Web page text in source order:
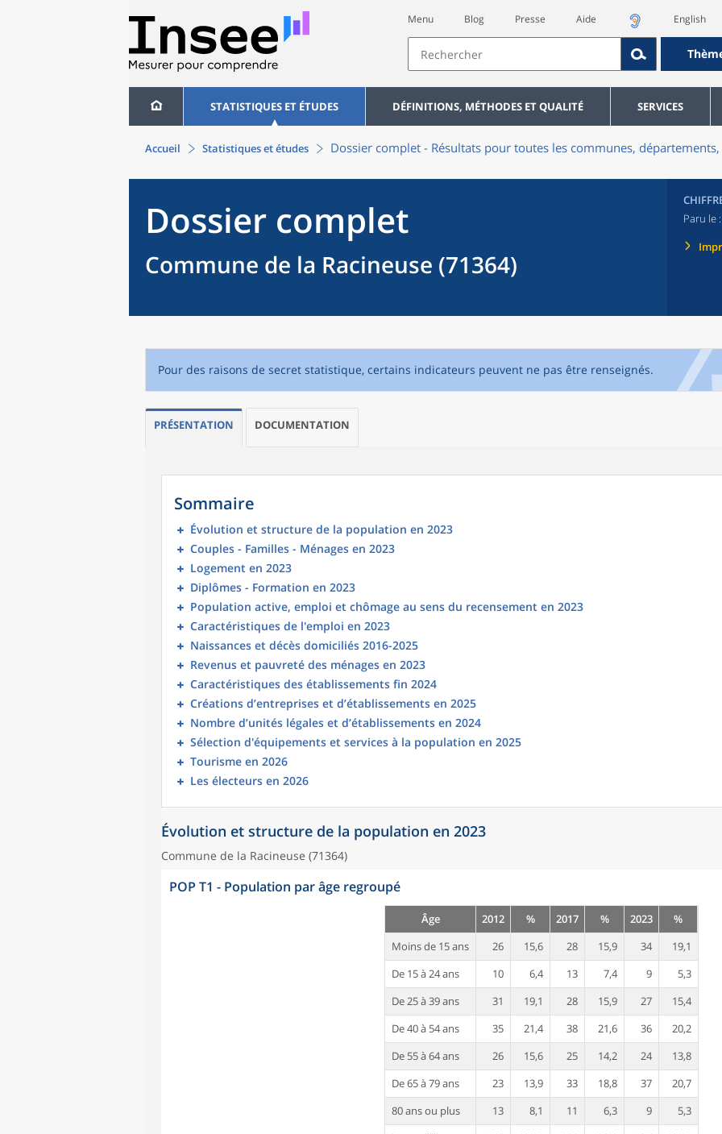
Menu Blog Presse Aide English
STATISTIQUES ET ÉTUDES DÉFINITIONS, MÉTHODES ET QUALITÉ SERVICES
Accueil Statistiques et études Dossier complet - Résultats pour toutes les communes,
Dossier complet
Commune de la Racineuse (71364)
Paru le
Pour des raisons de secret statistique, certains indicateurs peuvent ne pas être renseignés.
PRÉSENTATION DOCUMENTATION
Sommaire
Évolution et structure de la population en 2023
Couples - Familles - Ménages en 2023
Logement en 2023
Diplômes - Formation en 2023
Population active, emploi et chômage au sens du recensement en 2023
Caractéristiques de l'emploi en 2023
Naissances et décès domiciliés 2016-2025
Revenus et pauvreté des ménages en 2023
Caractéristiques des établissements fin 2024
Créations d’entreprises et d’établissements en 2025
Nombre d’unités légales et d’établissements en 2024
Sélection d'équipements et services à la population en 2025
Tourisme en 2026
Les électeurs en 2026
Évolution et structure de la population en 2023
Commune de la Racineuse (71364)
POP T1 - Population par âge regroupé
Âge 2012 % 2017 % 2023
%
Moins de 15 ans
26 15,6 28 15,9 34
19,1
De 15 à 24 ans
10 6,4 13 7,4 9
5,3
De 25 à 39 ans
31 19,1 28 15,9 27
15,4
De 40 à 54 ans
35 21,4 38 21,6 36
20,2
De 55 à 64 ans
26 15,6 25 14,2 24
13,8
De 65 à 79 ans
23 13,9 33 18,8 37
20,7
80 ans ou plus
13 8,1 11 6,3 9
5,3